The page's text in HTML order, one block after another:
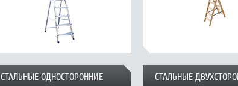
СТАЛЬНЫЕ ОДНОСТОРОННИЕ СТАЛЬНЫЕ